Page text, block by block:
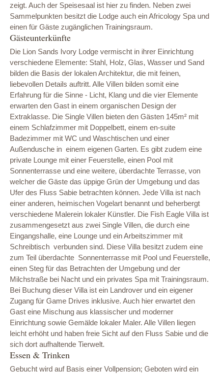
zeigt. Auch der Speisesaal ist hier zu finden. Neben zwei
Sammelpunkten besitzt die Lodge auch ein Africology Spa und
einen für Gäste zugänglichen Trainingsraum.
Gästeunterkünfte
Die Lion Sands Ivory Lodge vermischt in ihrer Einrichtung
verschiedene Elemente: Stahl, Holz, Glas, Wasser und Sand
bilden die Basis der lokalen Architektur, die mit feinen,
liebevollen Details auftritt. Alle Villen bilden somit eine
Erfahrung für die Sinne - Licht, Klang und die vier Elemente
erwarten den Gast in einem organischen Design der
Extraklasse. Die Single Villen bieten den Gästen 145m² mit
einem Schlafzimmer mit Doppelbett, einem en-suite
Badezimmer mit WC und Waschtischen und einer
Außendusche in einem eigenen Garten. Es gibt zudem eine
private Lounge mit einer Feuerstelle, einen Pool mit
Sonnenterrasse und eine weitere, überdachte Terrasse, von
welcher die Gäste das üppige Grün der Umgebung und das
Ufer des Fluss Sabie betrachten können. Jede Villa ist nach
einer anderen, heimischen Vogelart benannt und beherbergt
verschiedene Malerein lokaler Künstler. Die Fish Eagle Villa ist
zusammengesetzt aus zwei Single Villen, die durch eine
Eingangshalle, eine Lounge und ein Arbeitszimmer mit
Schreibtisch verbunden sind. Diese Villa besitzt zudem eine
zum Teil überdachte Sonnenterrasse mit Pool und Feuerstelle,
einen Steg für das Betrachten der Umgebung und der
Milchstraße bei Nacht und ein privates Spa mit Trainingsraum.
Bei Buchung dieser Villa ist ein Landrover und ein eigener
Zugang für Game Drives inklusive. Auch hier erwartet den
Gast eine Mischung aus klassischer und moderner
Einrichtung sowie Gemälde lokaler Maler. Alle Villen liegen
leicht erhöht und haben freie Sicht auf den Fluss Sabie und die
sich dort aufhaltende Tierwelt.
Essen & Trinken
Gebucht wird auf Basis einer Vollpension; Geboten wird ein